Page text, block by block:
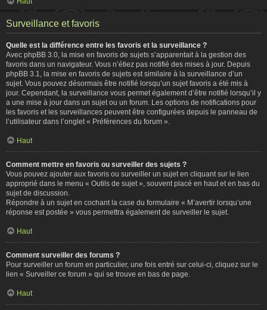
Surveillance et favoris
Quelle est la différence entre les favoris et la surveillance ?
Avec phpBB 3.0, la mise en favoris de sujets s’apparentait à la gestion des
favoris dans un navigateur. Vous n’étiez pas notifié des mises à jour. Depuis
phpBB 3.1, la mise en favoris de sujets est similaire à la surveillance d’un
sujet. Vous pouvez désormais être notifié lorsqu’un sujet favoris a été mis à
jour. Cependant, la surveillance vous permet également d’être notifié lorsqu’il y
a une mise à jour dans un sujet ou un forum. Les options de notifications pour
les favoris et les surveillances peuvent être configurées depuis le panneau de
l’utilisateur dans l’onglet « Préférences du forum ».
Haut
Comment mettre en favoris ou surveiller des sujets ?
Vous pouvez ajouter aux favoris ou surveiller un sujet en cliquant sur le lien
approprié dans le menu « Outils de sujet », souvent placé en haut et en bas du
sujet de discussion.
Répondre à un sujet en cochant la case du formulaire « M’avertir lorsqu’une
réponse est postée » vous permettra également de surveiller le sujet.
Haut
Comment surveiller des forums ?
Pour surveiller un forum en particulier, une fois entré sur celui-ci, cliquez sur le
lien « Surveiller ce forum » qui se trouve en bas de page.
Haut